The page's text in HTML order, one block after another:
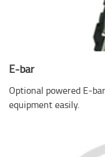
E-bar
Optional powered E-
equipment easily.